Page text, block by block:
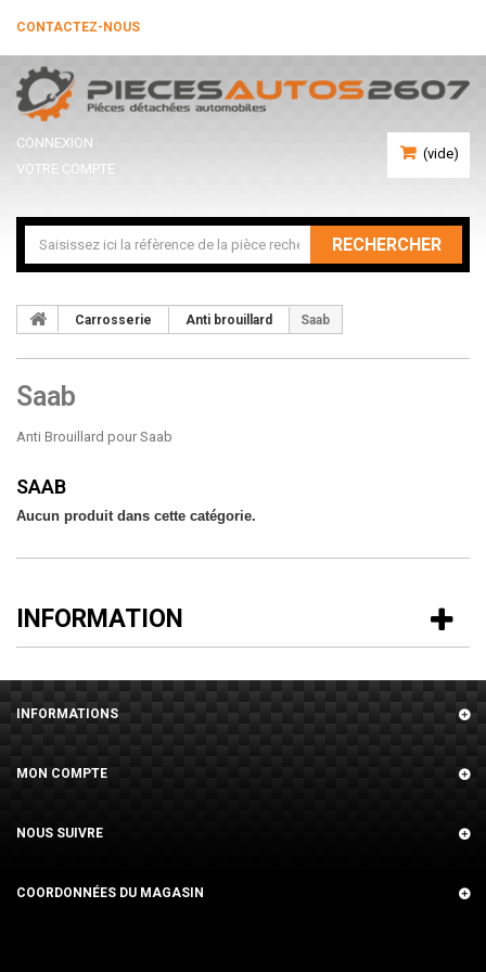
CONTACTEZ-NOUS
(vide)
CONNEXION
VOTRE COMPTE
RECHERCHER
Carrosserie Anti brouillard Saab
Saab
Anti Brouillard pour Saab
SAAB
Aucun produit dans cette catégorie.
INFORMATION
INFORMATIONS
MON COMPTE
NOUS SUIVRE
COORDONNÉES DU MAGASIN